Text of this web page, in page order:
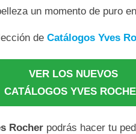
un momento de puro
de Catálogos Yves
VER LOS NUEVOS
CATÁLOGOS YVES
Rocherpodrás hacer tu